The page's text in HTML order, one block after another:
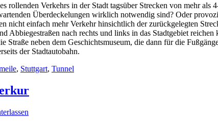
rollenden Verkehrs in der Stadt tagsüber Strecken von mehr
Überdeckelungen wirklich notwendig sind? Oder
nicht einfach mehr Verkehr hinsichtlich der zurückgelegten
Abbiegestraßen nach rechts und links in das Stadtgebiet
Straße neben dem Geschichtsmuseum, die dann für die
der Stadtautobahn.
, Stuttgart, Tunnel